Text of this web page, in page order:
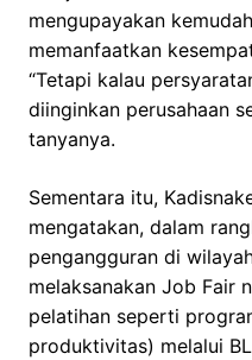
mengupayakan
memanfaatkan
“Tetapi kalau
diinginkan perusahaan
tanyanya.
Sementara itu,
mengatakan, dalam
pengangguran di
melaksanakan Job Fair
pelatihan seperti
produktivitas) melalui